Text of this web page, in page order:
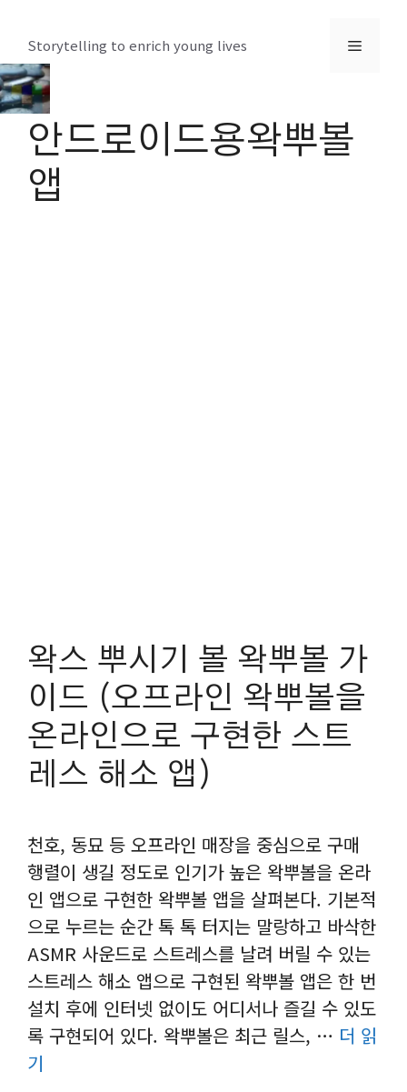
츠
로
건
Storytelling to enrich young lives 메
안드로이드용왁뿌볼
앱
왁스 뿌시기 볼 왁뿌볼 가
이드 (오프라인 왁뿌볼을
온라인으로 구현한 스트
레스 해소 앱)
천호, 동묘 등 오프라인 매장을 중심으로 구매
행렬이 생길 정도로 인기가 높은 왁뿌볼을 온라
인 앱으로 구현한 왁뿌볼 앱을 살펴본다. 기본적
으로 누르는 순간 톡 톡 터지는 말랑하고 바삭한
ASMR 사운드로 스트레스를 날려 버릴 수 있는
스트레스 해소 앱으로 구현된 왁뿌볼 앱은 한 번
설치 후에 인터넷 없이도 어디서나 즐길 수 있도
록 구현되어 있다. 왁뿌볼은 최근 릴스, … 더 읽
기